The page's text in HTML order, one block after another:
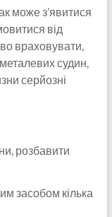
може з’явитися
від
враховувати,
судин,
серйозні
розбавити
засобом кілька